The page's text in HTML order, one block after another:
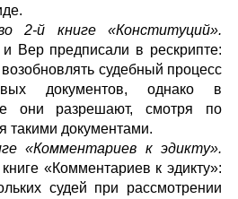
2-й книге «Конституций».
Вер предписали в рескрипте:
судебный процесс
документов, однако в
они разрешают, смотря по
такими документами.
«Комментариев к эдикту».
«Комментариев к эдикту»:
судей при рассмотрении